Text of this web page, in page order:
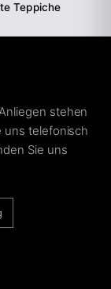
Teppiche
stehen
uns telefonisch
Sie uns